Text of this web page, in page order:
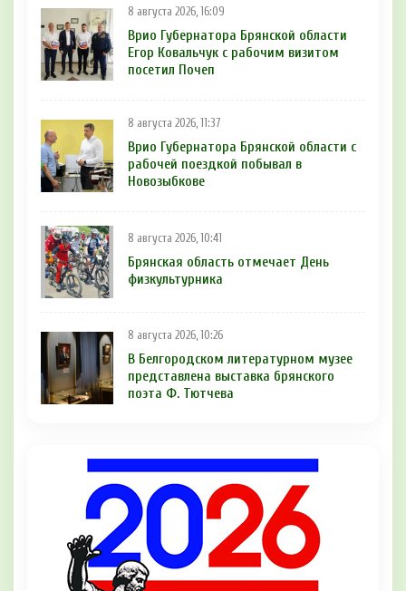
8 августа 2026, 16:09
Врио Губернатора Брянской области
Егор Ковальчук с рабочим визитом
посетил Почеп
8 августа 2026, 11:37
Врио Губернатора Брянской области с
рабочей поездкой побывал в
Новозыбкове
8 августа 2026, 10:41
Брянская область отмечает День
физкультурника
8 августа 2026, 10:26
В Белгородском литературном музее
представлена выставка брянского
поэта Ф. Тютчева